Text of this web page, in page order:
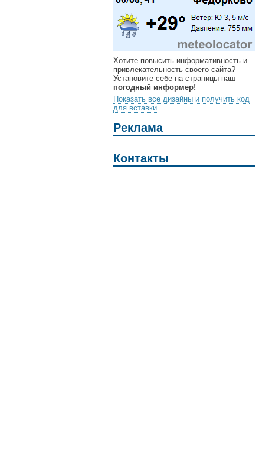
Хотите повысить информативность и
привлекательность своего сайта?
Установите себе на страницы наш
погодный информер!
Показать все дизайны и получить код
для вставки
Реклама
Контакты